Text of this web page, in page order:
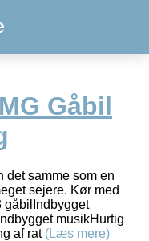
Gåbil
det samme som en
sejere. Kør med
gåbilIndbygget
musikHurtig
af rat (Læs mere)